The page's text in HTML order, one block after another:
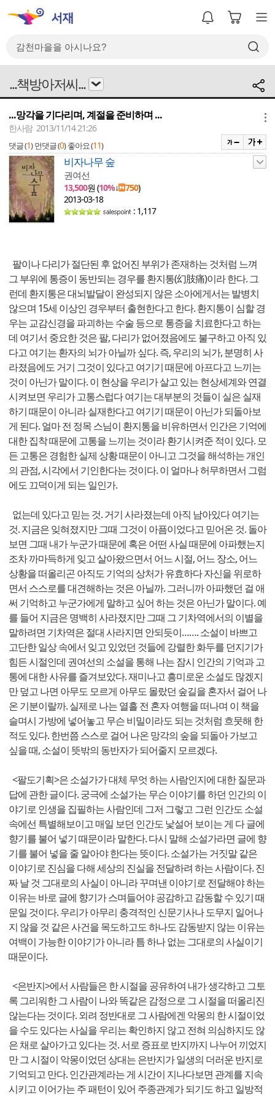
...책방아저씨...
...망각을 기다리며, 계절을 준비하며 ...
한사람 2013/11/14 21:26
댓글 (1) 먼댓글 (0) 좋아요 (11)
비자나무 숲
권여선
13,500원 (10%↓ 750)
2013-03-18
: 1,117
팔이나 다리가 절단된 후 없어진 부위가 존재하는 것처럼 느껴
그 부위에 통증이 동반되는 경우를 환지통(幻肢痛)이라 한다. 그
런데 환지통은 대뇌발달이 완성되지 않은 소아에게서는 발병치
않으며 15세 이상인 경우부터 출현한다고 한다. 환지통이 심할 경
우는 교감신경을 파괴하는 수술 등으로 통증을 치료한다고 하는
데 여기서 중요한 것은 팔, 다리가 없어졌음에도 불구하고 아직 있
다고 여기는 환자의 뇌가 아닐까 싶다. 즉, 우리의 뇌가, 분명히 사
라졌음에도 거기 그것이 있다고 여기기 때문에 아프다고 느끼는
것이 아닌가 말이다. 이 현상을 우리가 살고 있는 현상세계와 연결
시켜보면 우리가 고통스럽다 여기는 대부분의 것들이 실은 실재
하기 때문이 아니라 실재한다고 여기기 때문이 아닌가 되돌아보
게 된다. 얼마 전 정목 스님이 환지통을 비유하면서 인간은 기억에
대한 집착 때문에 고통을 느끼는 것이라 환기시켜준 적이 있다. 모
든 고통은 경험한 실제 상황 때문이 아니고 그것을 해석하는 개인
의 관점, 시각에서 기인한다는 것이다. 이 얼마나 허무하면서 그럼
에도 끄덕이게 되는 일인가.
없는데 있다고 믿는 것. 거기 사라졌는데 아직 남아있다 여기는
것. 지금은 잊혀졌지만 그때 그것이 아픔이었다고 믿어온 것. 돌아
보면 그때 내가 누군가 때문에 혹은 어떤 사실 때문에 아파했는지
조차 까마득하게 잊고 살아왔으면서 어느 시절, 어느 장소, 어느
상황을 떠올리곤 아직도 기억의 상처가 유효하다 자신을 위로하
면서 스스로를 대견해하는 것은 아닐까. 그러니까 아파했던 걸 애
써 기억하고 누군가에게 말하고 싶어 하는 것은 아닌가 말이다. 예
를 들어 지금은 명백히 사라졌지만 그때 그 기차역에서의 이별을
말하려면 기차역은 절대 사라지면 안되듯이……. 소설이 바쁘고
고단한 일상 속에서 잊고 있었던 것들에 강렬한 화두를 던지기가
힘든 시절인데 권여선의 소설을 통해 나는 잠시 인간의 기억과 고
통에 대한 사유를 즐겨보았다. 재미나고 흥미로운 소설도 많겠지
만 덮고 나면 아무도 모르게 아무도 몰랐던 숲길을 혼자서 걸어 나
온 기분이랄까. 실제로 나는 열흘 전 혼자 여행을 떠나며 이 책을
슬며시 가방에 넣어놓고 무슨 비밀이라도 되는 것처럼 흐뭇해 한
적도 있다. 한번쯤 스스로 걸어 나온 망각의 숲을 되돌아 가보고
싶을 때, 소설이 뜻밖의 동반자가 되어줄지 모르겠다.
<팔도기획>은 소설가가 대체 무엇 하는 사람인지에 대한 질문과
답에 관한 글이다. 궁극에 소설가는 무슨 이야기를 하던 인간의 이
야기로 인생을 집필하는 사람인데 그저 그렇고 그런 인간도 소설
속에선 특별해보이고 매일 보던 인간도 낯설어 보이는 게 다 글에
향기를 불어 넣기 때문이라 말한다. 다시 말해 소설가라면 글에 향
기를 불어 넣을 줄 알아야 한다는 뜻이다. 소설가는 거짓말 같은
이야기로 진심을 다해 세상의 진실을 전달하려 하는 사람이다. 진
짜 날 것 그대로의 사실이 아니라 꾸며낸 이야기로 전달해야 하는
이유는 바로 글에 향기가 스며들어야 공감하고 감동할 수 있기 때
문일 것이다. 우리가 아무리 충격적인 신문기사나 도무지 일어나
지 않을 것 같은 사건을 목도하고도 하나도 감동받지 않는 이유는
여백이 가능한 이야기가 아니라 틈 하나 없는 그대로의 사실이기
때문이다.
<은반지>에서 사람들은 한 시절을 공유하여 내가 생각하고 그토
록 그리워한 그 사람이 나와 똑같은 감정으로 그 시절을 떠올리진
않는다는 것이다. 외려 정반대로 그 사람에겐 악몽의 한 시절이었
을 수도 있다는 사실을 우리는 확인하지 않고 전혀 의심하지도 않
은 채로 살아가고 있다는 것. 서로 증표로 반지까지 나누어 끼었지
만 그 시절이 악몽이었던 상대는 은반지가 일생의 더러운 반지로
기억되고 만다. 인간관계라는 게 시간이 지나다보면 관계를 지속
시키고 이어가는 주 패턴이 있어 주종관계가 되기도 하고 일방적